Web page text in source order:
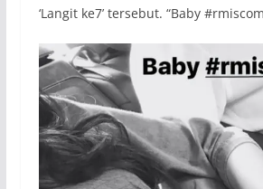
‘Langit ke7’ tersebut. “Baby